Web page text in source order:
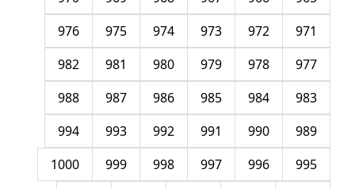
971
972
973
974
975
976
977
978
979
980
981
982
983
984
985
986
987
988
989
990
991
992
993
994
995
996
997
998
999
1000